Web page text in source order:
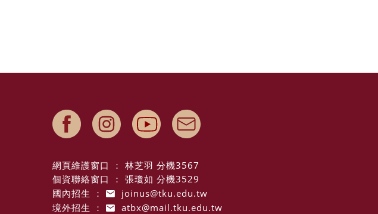
網頁維護窗口 ： 林芝羽 分機3567
個資聯絡窗口 ： 張瓊如 分機3529
國內招生 ：
joinus@tku.edu.tw
境外招生 ：
atbx@mail.tku.edu.tw